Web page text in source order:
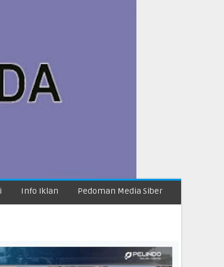
Info Iklan Pedoman Media Siber